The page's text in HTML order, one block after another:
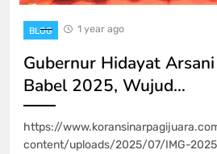
BLOG 1 year ago
Gubernur Hidayat
Babel 2025, Wujud…
https://
content/uploads/2025/07/IMG-